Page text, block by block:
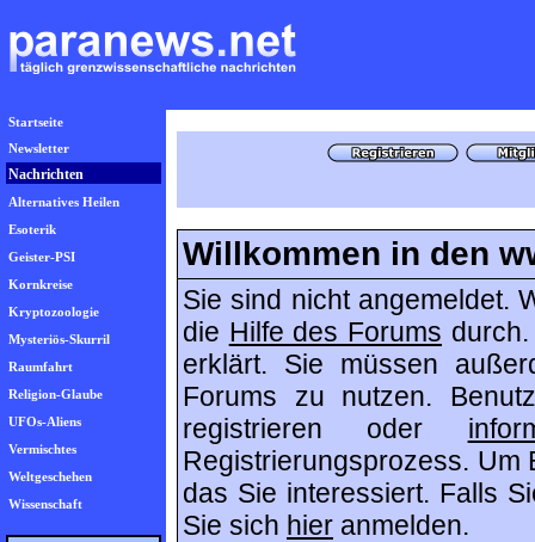
Startseite
Newsletter
Nachrichten
Alternatives Heilen
Esoterik
Geister-PSI
Kornkreise
Kryptozoologie
Mysteriös-Skurril
Raumfahrt
Religion-Glaube
UFOs-Aliens
Vermischtes
Weltgeschehen
Wissenschaft
Willkommen in den
Sie sind nicht angemeldet.
die Hilfe des Forums
erklärt. Sie müssen
Forums zu nutzen.
registrieren oder
Registrierungsprozess. Um
das Sie interessiert. Falls
Sie sich hier anmelden.